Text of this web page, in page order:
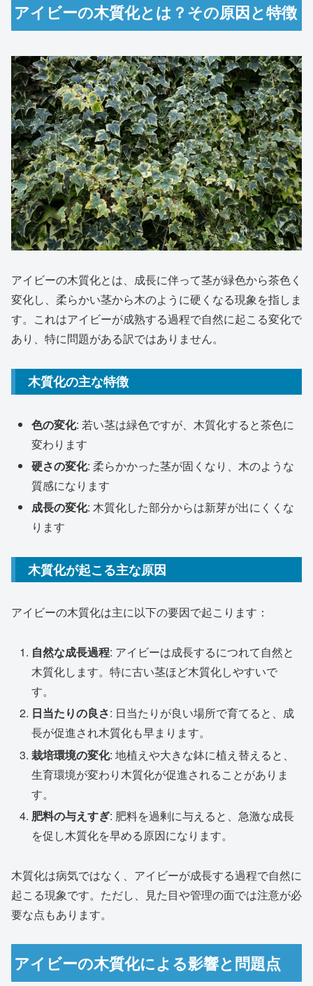
アイビーの木質化とは？その原因と特徴
アイビーの木質化とは、成長に伴って茎が緑色から茶色く
変化し、柔らかい茎から木のように硬くなる現象を指しま
す。これはアイビーが成熟する過程で自然に起こる変化で
あり、特に問題がある訳ではありません。
木質化の主な特徴
色の変化: 若い茎は緑色ですが、木質化すると茶色に
変わります
硬さの変化: 柔らかかった茎が固くなり、木のような
質感になります
成長の変化: 木質化した部分からは新芽が出にくくな
ります
木質化が起こる主な原因
アイビーの木質化は主に以下の要因で起こります：
自然な成長過程: アイビーは成長するにつれて自然と
木質化します。特に古い茎ほど木質化しやすいで
す。
日当たりの良さ: 日当たりが良い場所で育てると、成
長が促進され木質化も早まります。
栽培環境の変化: 地植えや大きな鉢に植え替えると、
生育環境が変わり木質化が促進されることがありま
す。
肥料の与えすぎ: 肥料を過剰に与えると、急激な成長
を促し木質化を早める原因になります。
木質化は病気ではなく、アイビーが成長する過程で自然に
起こる現象です。ただし、見た目や管理の面では注意が必
要な点もあります。
アイビーの木質化による影響と問題点